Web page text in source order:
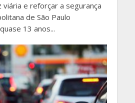
e reforçar a segurança
de São Paulo
13 anos...